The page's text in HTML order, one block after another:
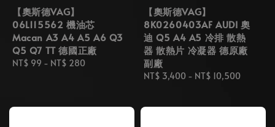
【奧斯德VAG】
06L115562 機油芯
Macan A3 A4 A5 A6 Q3
Q5 Q7 TT 德國正廠
Regular
NT$ 99 - NT$ 280
【奧斯德VAG】
8K0260403AF AUDI 奧
迪 Q5 A4 A5 冷排 散熱
器 散熱片 冷凝器 德原廠
副廠
Regular
NT$ 3,400 - NT$ 10,500